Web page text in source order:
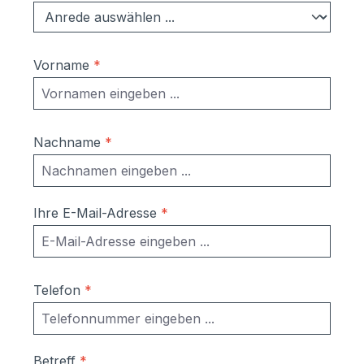
Ständer, Verkleidung: Aluminium
pulverlackiert Maße:Kasten einzeln:
konform; passend für DIN A4 Briefe
Fußplatten (Variante
Aufschrauben)140x5x160mm (BxHxT)
LichtgrauRAL 9006 WeißaluminiumRAL
9007 graualuminiumRAL 9016
verkehrsweiß DB703 Eisenglimmer
grau RAL nach Wahl Sprechanlage +
Türstation Sie benötigen auch eine
passende Sprechanlage und
Bestellen Sie einfach das passende Set
von unserem Partner comelit mit dazu.
Das Set bietet folgende Vorteile: ideal für
Vorname *
Nachname *
Ihre E-Mail-Adresse *
Telefon *